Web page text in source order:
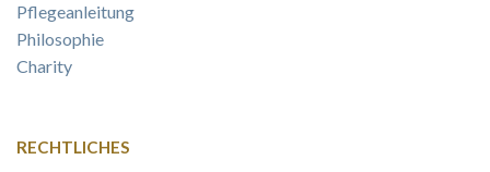
Pflegeanleitung
Philosophie
Charity
RECHTLICHES